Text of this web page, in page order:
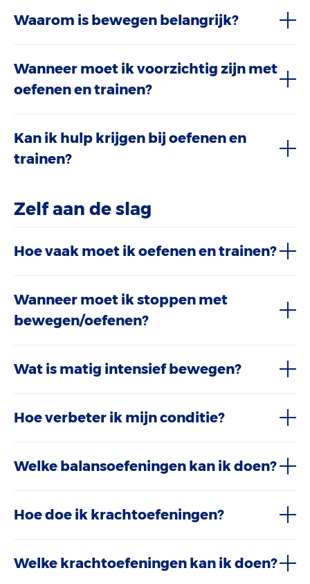
Waarom is bewegen belangrijk?
Wanneer moet ik voorzichtig zijn met
oefenen en trainen?
Kan ik hulp krijgen bij oefenen en
trainen?
Zelf aan de slag
Hoe vaak moet ik oefenen en trainen?
Wanneer moet ik stoppen met
bewegen/oefenen?
Wat is matig intensief bewegen?
Hoe verbeter ik mijn conditie?
Welke balansoefeningen kan ik doen?
Hoe doe ik krachtoefeningen?
Welke krachtoefeningen kan ik doen?